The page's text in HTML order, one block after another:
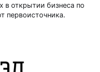
в открытии бизнеса по
первоисточника.